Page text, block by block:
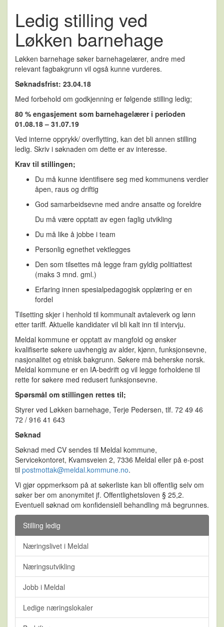
Ledig stilling ved
Løkken barnehage
Løkken barnehage søker barnehagelærer, andre med
relevant fagbakgrunn vil også kunne vurderes.
Søknadsfrist: 23.04.18
Med forbehold om godkjenning er følgende stilling ledig;
80 % engasjement som barnehagelærer i perioden
01.08.18 – 31.07.19
Ved interne opprykk/ overflytting, kan det bli annen stilling
ledig. Skriv i søknaden om dette er av interesse.
Krav til stillingen;
Du må kunne identifisere seg med kommunens verdier
åpen, raus og driftig
God samarbeidsevne med andre ansatte og foreldre
Du må være opptatt av egen faglig utvikling
Du må like å jobbe i team
Personlig egnethet vektlegges
Den som tilsettes må legge fram gyldig politiattest
(maks 3 mnd. gml.)
Erfaring innen spesialpedagogisk opplæring er en
fordel
Tilsetting skjer i henhold til kommunalt avtaleverk og lønn
etter tariff. Aktuelle kandidater vil bli kalt inn til intervju.
Meldal kommune er opptatt av mangfold og ønsker
kvalifiserte søkere uavhengig av alder, kjønn, funksjonsevne,
nasjonalitet og etnisk bakgrunn. Søkere må beherske norsk.
Meldal kommune er en IA-bedrift og vil legge forholdene til
rette for søkere med redusert funksjonsevne.
Spørsmål om stillingen rettes til;
Styrer ved Løkken barnehage, Terje Pedersen, tlf. 72 49 46
72 / 916 41 643
Søknad
Søknad med CV sendes til Meldal kommune,
Servicekontoret, Kvamsveien 2, 7336 Meldal eller på e-post
til postmottak@meldal.kommune.no.
Vi gjør oppmerksom på at søkerliste kan bli offentlig selv om
søker ber om anonymitet jf. Offentlighetsloven § 25,2.
Eventuell søknad om konfidensiell behandling må begrunnes.
Stilling ledig
Næringslivet i Meldal
Næringsutvikling
Jobb i Meldal
Ledige næringslokaler